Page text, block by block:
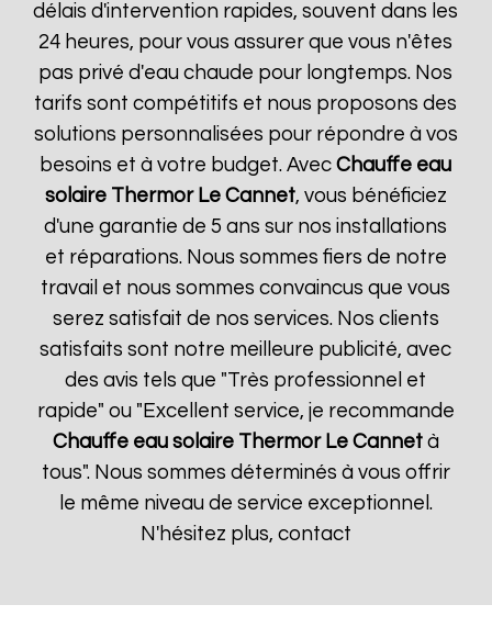
délais d'intervention rapides, souvent dans les
24 heures, pour vous assurer que vous n'êtes
pas privé d'eau chaude pour longtemps. Nos
tarifs sont compétitifs et nous proposons des
solutions personnalisées pour répondre à vos
besoins et à votre budget. AvecChauffe eau
solaire Thermor Le Cannet, vous bénéficiez
d'une garantie de 5 ans sur nos installations
et réparations. Nous sommes fiers de notre
travail et nous sommes convaincus que vous
serez satisfait de nos services. Nos clients
satisfaits sont notre meilleure publicité, avec
des avis tels que "Très professionnel et
rapide" ou "Excellent service, je recommande
Chauffe eau solaire Thermor Le Cannetà
tous". Nous sommes déterminés à vous offrir
le même niveau de service exceptionnel.
N'hésitez plus, contact